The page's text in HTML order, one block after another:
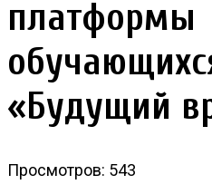
платформы
«Будущий
Просмотров: 543